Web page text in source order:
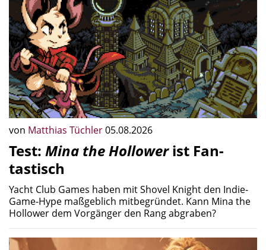
von Matthias Tüchler05.08.2026
Test: Mina the Hollowerist Fan-
tastisch
Yacht Club Games haben mit Shovel Knight den Indie-
Game-Hype maßgeblich mitbegründet. Kann Mina the
Hollower dem Vorgänger den Rang abgraben?